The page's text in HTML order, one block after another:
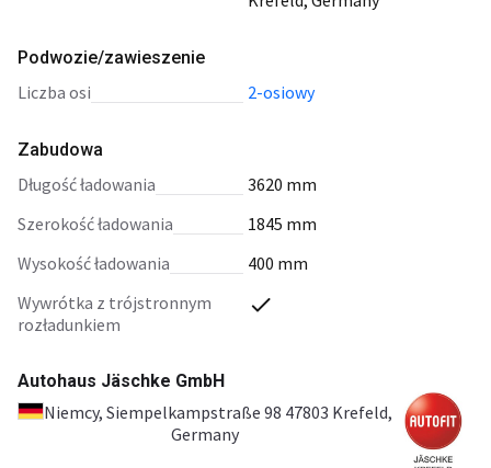
Podwozie/zawieszenie
liczba osi 2-osiowy
Zabudowa
długość ładowania
3620 mm
szerokość ładowania
1845 mm
wysokość ładowania
400 mm
wywrótka z trójstronnym
rozładunkiem
Autohaus Jäschke GmbH
Niemcy, Siempelkampstraße 98 47803 Krefeld,
Germany